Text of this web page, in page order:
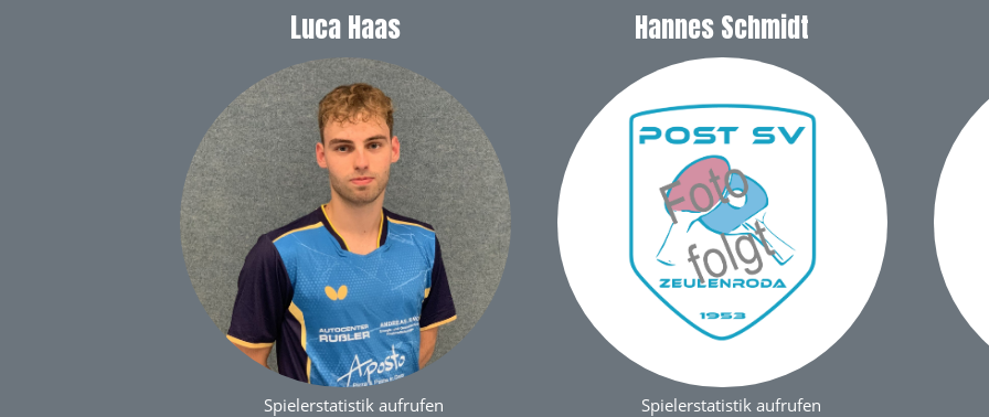
Luca Haas
Spielerstatistik aufrufen
Hannes Schmidt
Spielerstatistik aufrufen